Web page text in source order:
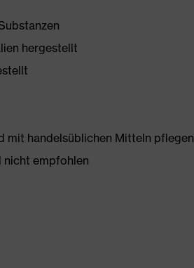
hergestellt
mit handelsüblichen Mitteln pflegen
nicht empfohlen